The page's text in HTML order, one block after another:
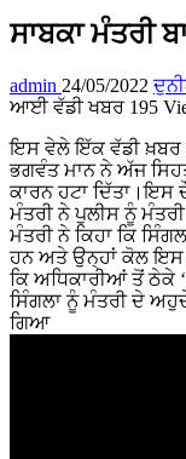
ਸਾਬਕਾ ਮੰਤਰੀ
admin 24/05/2022
ਆਈ ਵੱਡੀ ਖਬਰ 195
ਇਸ ਵੇਲੇ ਇੱਕ ਵੱਡੀ ਖ਼ਬਰ
ਭਗਵੰਤ ਮਾਨ ਨੇ ਅੱਜ
ਕਾਰਨ ਹਟਾ ਦਿੱਤਾ।ਇਸ
ਮੰਤਰੀ ਨੇ ਪੁਲੀਸ ਨੂੰ
ਮੰਤਰੀ ਨੇ ਕਿਹਾ ਕਿ
ਹਨ ਅਤੇ ਉਨ੍ਹਾਂ ਕੋਲ ਇਸ
ਕਿ ਅਧਿਕਾਰੀਆਂ ਤੋਂ ਠੇਕੇ
ਸਿੰਗਲਾ ਨੂੰ ਮੰਤਰੀ ਦੇ
ਗਿਆ